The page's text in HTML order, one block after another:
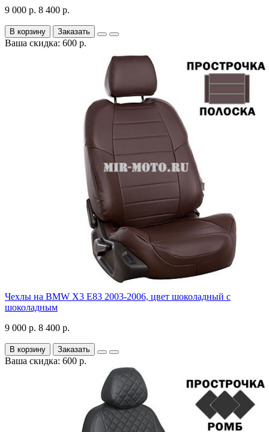
9 000 р. 8 400 р.
В корзину Заказать
Ваша скидка: 600 р.
Чехлы на BMW X3 E83 2003-2006, цвет шоколадный с
шоколадным
9 000 р. 8 400 р.
В корзину Заказать
Ваша скидка: 600 р.